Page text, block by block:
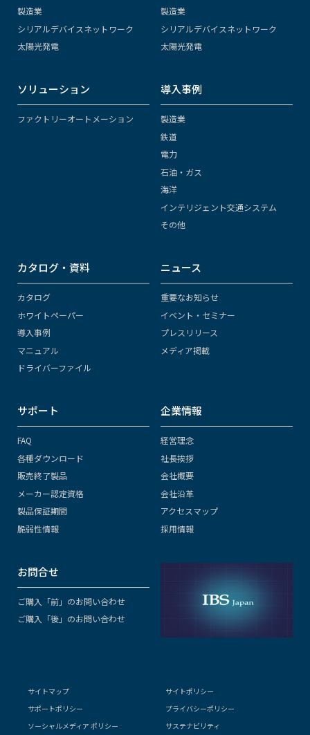
製造業
シリアルデバイスネットワーク
太陽光発電
製造業
シリアルデバイスネットワーク
太陽光発電
ソリューション
ファクトリーオートメーション
導入事例
製造業
鉄道
電力
石油・ガス
海洋
インテリジェント交通システム
その他
カタログ・資料
カタログ
ホワイトペーパー
導入事例
マニュアル
ドライバーファイル
ニュース
重要なお知らせ
イベント・セミナー
プレスリリース
メディア掲載
サポート
FAQ
各種ダウンロード
販売終了製品
メーカー認定資格
製品保証期間
脆弱性情報
企業情報
経営理念
社長挨拶
会社概要
会社沿革
アクセスマップ
採用情報
お問合せ
ご購入「前」のお問い合わせ
ご購入「後」のお問い合わせ
サイトマップ
サイトポリシー
サポートポリシー
プライバシーポリシー
ソーシャルメディア ポリシー
サステナビリティ